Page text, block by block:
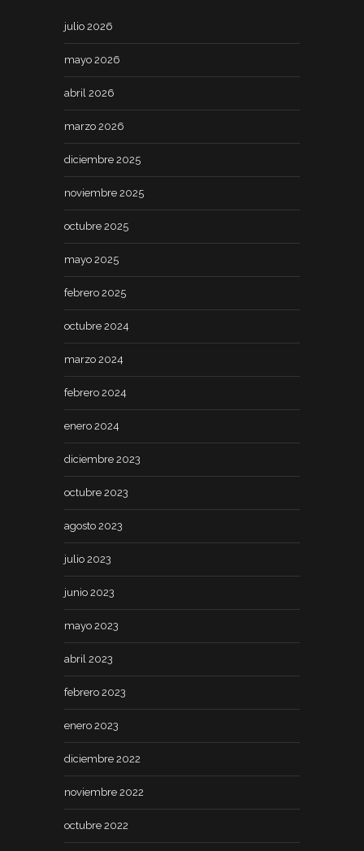
julio 2026
mayo 2026
abril 2026
marzo 2026
diciembre 2025
noviembre 2025
octubre 2025
mayo 2025
febrero 2025
octubre 2024
marzo 2024
febrero 2024
enero 2024
diciembre 2023
octubre 2023
agosto 2023
julio 2023
junio 2023
mayo 2023
abril 2023
febrero 2023
enero 2023
diciembre 2022
noviembre 2022
octubre 2022